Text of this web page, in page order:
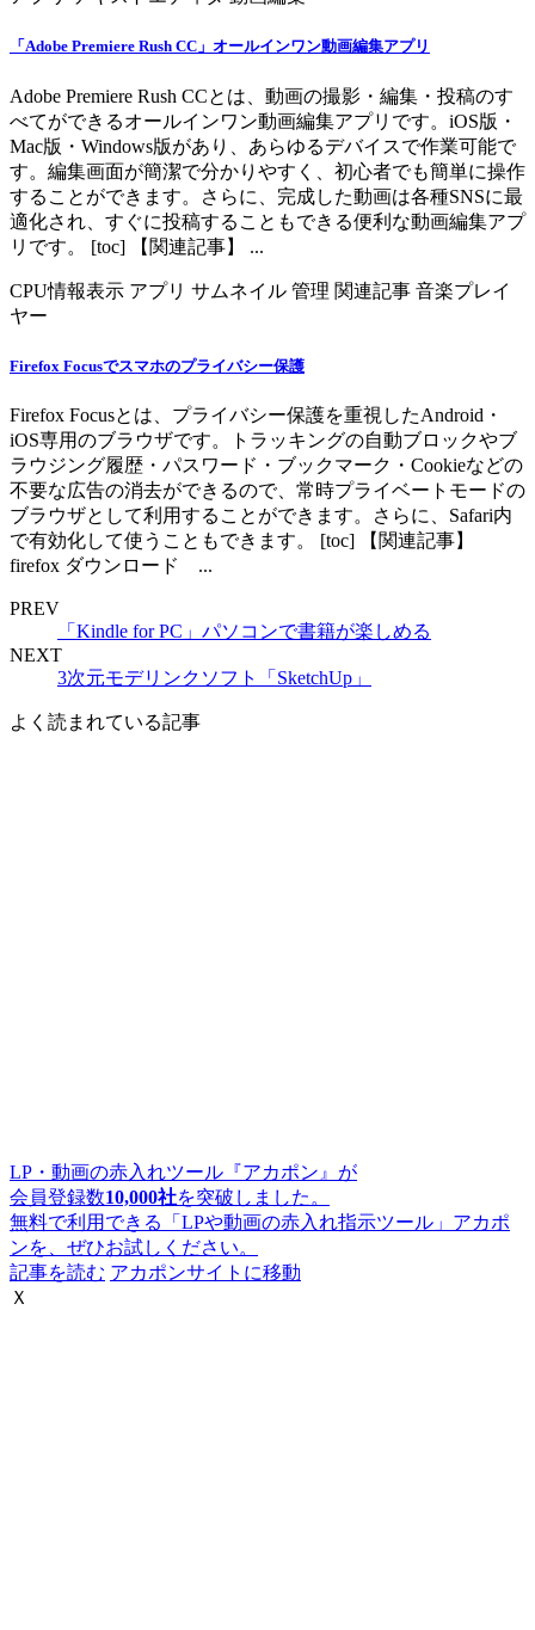
「Adobe Premiere Rush CC」オールインワン動画編集アプリ
Adobe Premiere Rush CCとは、動画の撮影・編集・投稿のす
べてができるオールインワン動画編集アプリです。iOS版・
Mac版・Windows版があり、あらゆるデバイスで作業可能で
す。編集画面が簡潔で分かりやすく、初心者でも簡単に操作
することができます。さらに、完成した動画は各種SNSに最
適化され、すぐに投稿することもできる便利な動画編集アプ
リです。 [toc] 【関連記事】 ...
CPU情報表示 アプリ サムネイル 管理 関連記事 音楽プレイ
ヤー
Firefox Focusでスマホのプライバシー保護
Firefox Focusとは、プライバシー保護を重視したAndroid・
iOS専用のブラウザです。トラッキングの自動ブロックやブ
ラウジング履歴・パスワード・ブックマーク・Cookieなどの
不要な広告の消去ができるので、常時プライベートモードの
ブラウザとして利用することができます。さらに、Safari内
で有効化して使うこともできます。 [toc] 【関連記事】
firefox ダウンロード ...
PREV
「Kindle for PC」パソコンで書籍が楽しめる
NEXT
3次元モデリンクソフト「SketchUp」
よく読まれている記事
LP・動画の赤入れツール『アカポン』が
会員登録数10,000社を突破しました。
無料で利用できる「LPや動画の赤入れ指示ツール」アカポ
ンを、ぜひお試しください。
記事を読む アカポンサイトに移動
Ｘ